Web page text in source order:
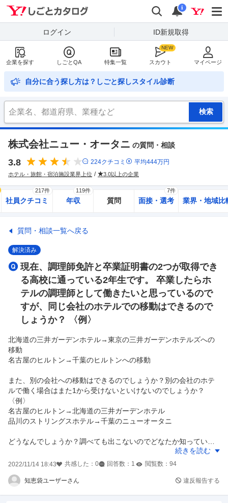
検索
通知
i
ログイン ID新規取得
企業を探す しごとQA 特集一覧 スカウト マイページ
自分に合う探し方は？しごと探しスタイル診断
株式会社ニュー・オータニ の質問・相談
3.8 224クチコミ 平均444万円
ホテル・旅館・宿泊施設業界上位 3.0以上の企業
社員クチコミ
217件
年収
119件
質問 面接・選考
7件
業界・地域比
質問・相談一覧へ戻る
解決済み
現在、調理師免許と卒業証明書の2つが取得でき
る高校に通っている2年生です。 卒業したらホ
テルの調理師として働きたいと思っているので
すが、同じ会社のホテルでの移動はできるので
しょうか？ 〈例〉
北海道の三井ガーデンホテル→東京の三井ガーデンホテルズへの
移動
名古屋のヒルトン→千葉のヒルトンへの移動
また、別の会社への移動はできるのでしょうか？別の会社のホテ
ルで働く場合はまた1から受けないといけないのでしょうか？
〈例〉
名古屋のヒルトン→北海道の三井ガーデンホテル
品川のストリングスホテル→千葉のニューオータニ
どうなんでしょうか？調べても出こないのでどなたか知っている
続きを読む
2022/11/14 18:43 共感した： 0 回答数： 1 閲覧数： 94
知恵袋ユーザーさん 違反報告する